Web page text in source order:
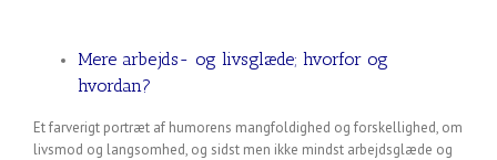
Mere arbejds- og livsglæde; hvorfor og
hvordan?
Et farverigt portræt af humorens mangfoldighed og forskellighed, om
livsmod og langsomhed, og sidst men ikke mindst arbejdsglæde og